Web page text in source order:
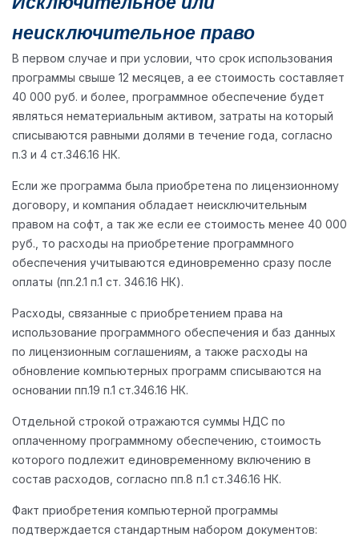
неисключительное право
В первом случае и при условии, что срок использования
программы свыше 12 месяцев, а ее стоимость составляет
40 000 руб. и более, программное обеспечение будет
являться нематериальным активом, затраты на который
списываются равными долями в течение года, согласно
п.3 и 4 ст.346.16 НК.
Если же программа была приобретена по лицензионному
договору, и компания обладает неисключительным
правом на софт, а так же если ее стоимость менее 40 000
руб., то расходы на приобретение программного
обеспечения учитываются единовременно сразу после
оплаты (пп.2.1 п.1 ст. 346.16 НК).
Расходы, связанные с приобретением права на
использование программного обеспечения и баз данных
по лицензионным соглашениям, а также расходы на
обновление компьютерных программ списываются на
основании пп.19 п.1 ст.346.16 НК.
Отдельной строкой отражаются суммы НДС по
оплаченному программному обеспечению, стоимость
которого подлежит единовременному включению в
состав расходов, согласно пп.8 п.1 ст.346.16 НК.
Факт приобретения компьютерной программы
подтверждается стандартным набором документов: